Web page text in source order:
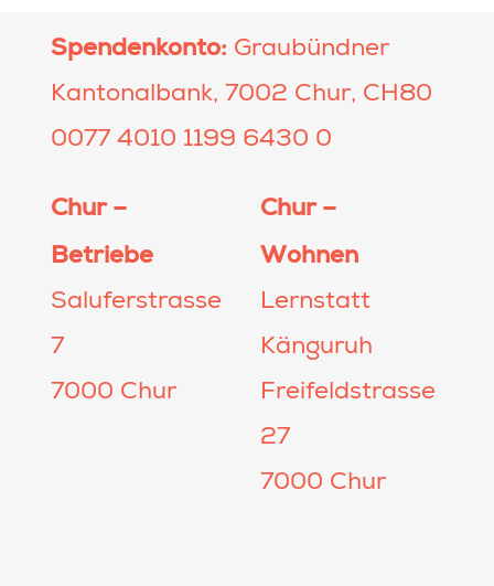
Spendenkonto: Graubündner
Kantonalbank, 7002 Chur, CH80
0077 4010 1199 6430 0
Chur –
Betriebe
Saluferstrasse
7
7000 Chur
Chur –
Wohnen
Lernstatt
Känguruh
Freifeldstrasse
27
7000 Chur